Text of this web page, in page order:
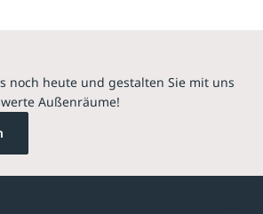
noch heute und gestalten Sie mit uns
Außenräume!